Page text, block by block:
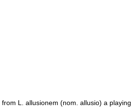
L. allusionem (nom. allusio) a playing